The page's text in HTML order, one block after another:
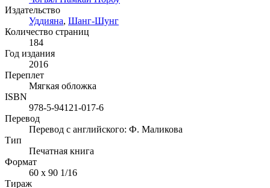
Издательство
Уддияна, Шанг-Шунг
Количество страниц
184
Год издания
2016
Переплет
Мягкая обложка
ISBN
978-5-94121-017-6
Перевод
Перевод с английского: Ф. Маликова
Тип
Печатная книга
Формат
60 x 90 1/16
Тираж